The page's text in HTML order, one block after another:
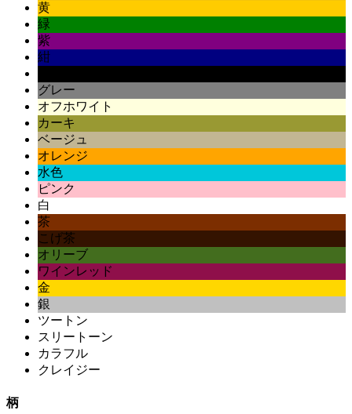
黄
緑
紫
紺
グレー
オフホワイト
カーキ
ベージュ
オレンジ
水色
ピンク
白
茶
こげ茶
オリーブ
ワインレッド
金
銀
ツートン
スリートーン
カラフル
クレイジー
柄